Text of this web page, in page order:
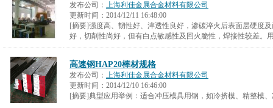
发布公司： 上海利佳金属合金材料有限公司
更新时间： 2014/12/11 16:48:00
[摘要]强度高、韧性好、淬透性良好，渗碳淬火后表面层硬度
好，切削性尚好，但有白点敏感性及回火脆性，焊接性较差。
高速钢HAP20棒材规格
发布公司： 上海利佳金属合金材料有限公司
更新时间： 2014/12/10 16:46:00
[摘要]典型应用举例：适合冲压模具用钢，如冷挤模、精整模